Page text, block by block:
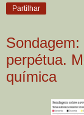
Partilhar
perpétua.
química